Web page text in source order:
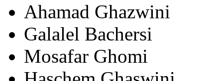
Ahamad Ghazwini
Galalel Bachersi
Mosafar Ghomi